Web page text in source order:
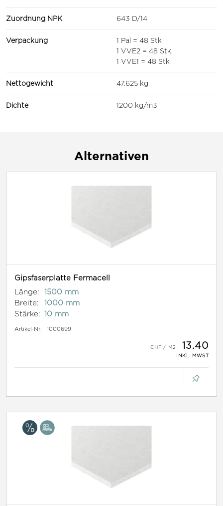
Zuordnung NPK 643 D/14
Verpackung
1 Pal = 48 Stk
1 VVE2 = 48 Stk
1 VVE1 = 48 Stk
Nettogewicht 47.625 kg
Dichte 1200 kg/m3
Alternativen
Gipsfaserplatte Fermacell
Länge:
1500 mm
Breite:
1000 mm
Stärke: 10 mm
Artikel-Nr: 1000699
13.40
INKL. MWST